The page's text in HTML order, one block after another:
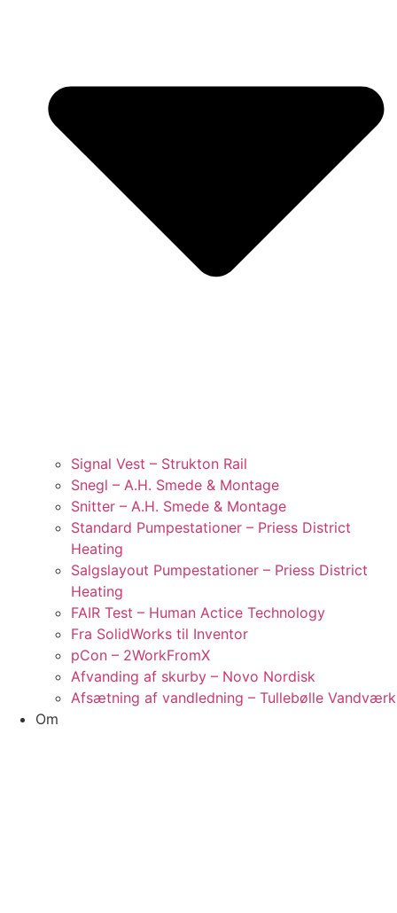
Signal Vest – Strukton Rail
Snegl – A.H. Smede & Montage
Snitter – A.H. Smede & Montage
Standard Pumpestationer – Priess District
Heating
Salgslayout Pumpestationer – Priess District
Heating
FAIR Test – Human Actice Technology
Fra SolidWorks til Inventor
pCon – 2WorkFromX
Afvanding af skurby – Novo Nordisk
Afsætning af vandledning – Tullebølle Vandværk
Om